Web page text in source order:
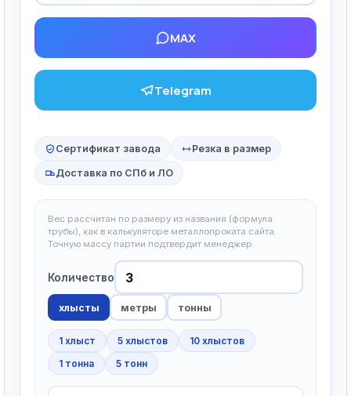
MAX
Telegram
Сертификат завода Резка в размер
Доставка по СПб и ЛО
Вес рассчитан по размеру из названия (формула
трубы), как в калькуляторе металлопроката сайта.
Точную массу партии подтвердит менеджер.
Количество
хлысты метры тонны
1 хлыст 5 хлыстов
10 хлыстов
1 тонна
5 тонн